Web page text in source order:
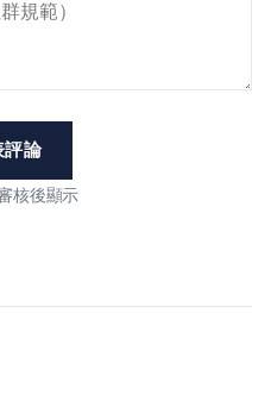
評論
核後顯示